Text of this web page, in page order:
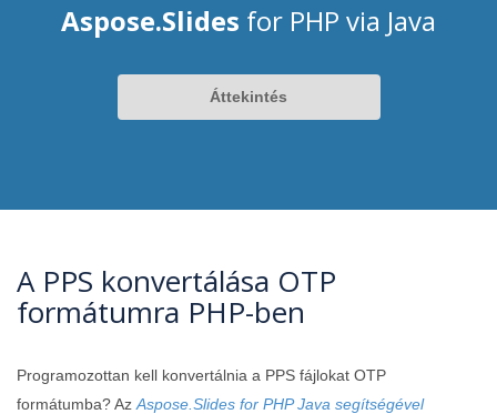
Aspose.Slides for PHP via Java
Áttekintés
A PPS konvertálása OTP
formátumra PHP-ben
Programozottan kell konvertálnia a PPS fájlokat OTP
formátumba? Az Aspose.Slides for PHP Java segítségével